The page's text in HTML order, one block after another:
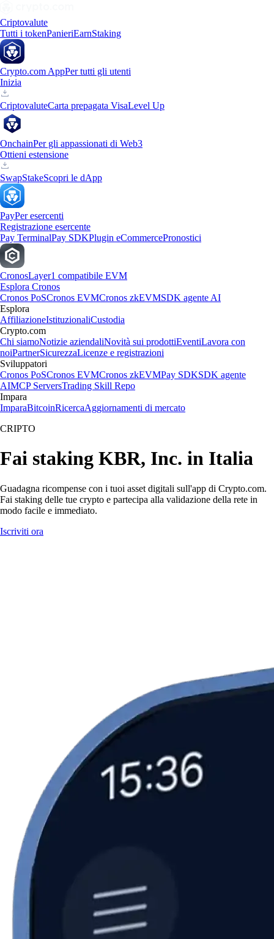
Criptovalute
Tutti i tokenPanieriEarnStaking
Crypto.com AppPer tutti gli utenti
Inizia
CriptovaluteCarta prepagata VisaLevel Up
OnchainPer gli appassionati di Web3
Ottieni estensione
SwapStakeScopri le dApp
PayPer esercenti
Registrazione esercente
Pay TerminalPay SDKPlugin eCommercePronostici
CronosLayer1 compatibile EVM
Esplora Cronos
Cronos PoSCronos EVMCronos zkEVMSDK agente AI
Esplora
AffiliazioneIstituzionaliCustodia
Crypto.com
Chi siamoNotizie aziendaliNovità sui prodottiEventiLavora con
noiPartnerSicurezzaLicenze e registrazioni
Sviluppatori
Cronos PoSCronos EVMCronos zkEVMPay SDKSDK agente
AIMCP ServersTrading Skill Repo
Impara
ImparaBitcoinRicercaAggiornamenti di mercato
CRIPTO
Fai staking KBR, Inc. in Italia
Guadagna ricompense con i tuoi asset digitali sull'app di Crypto.com.
Fai staking delle tue crypto e partecipa alla validazione della rete in
modo facile e immediato.
Iscriviti ora